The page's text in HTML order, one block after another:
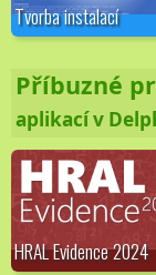
Tvorba instalací
Příbuzné
aplikací v
HRAL Evidence 2024